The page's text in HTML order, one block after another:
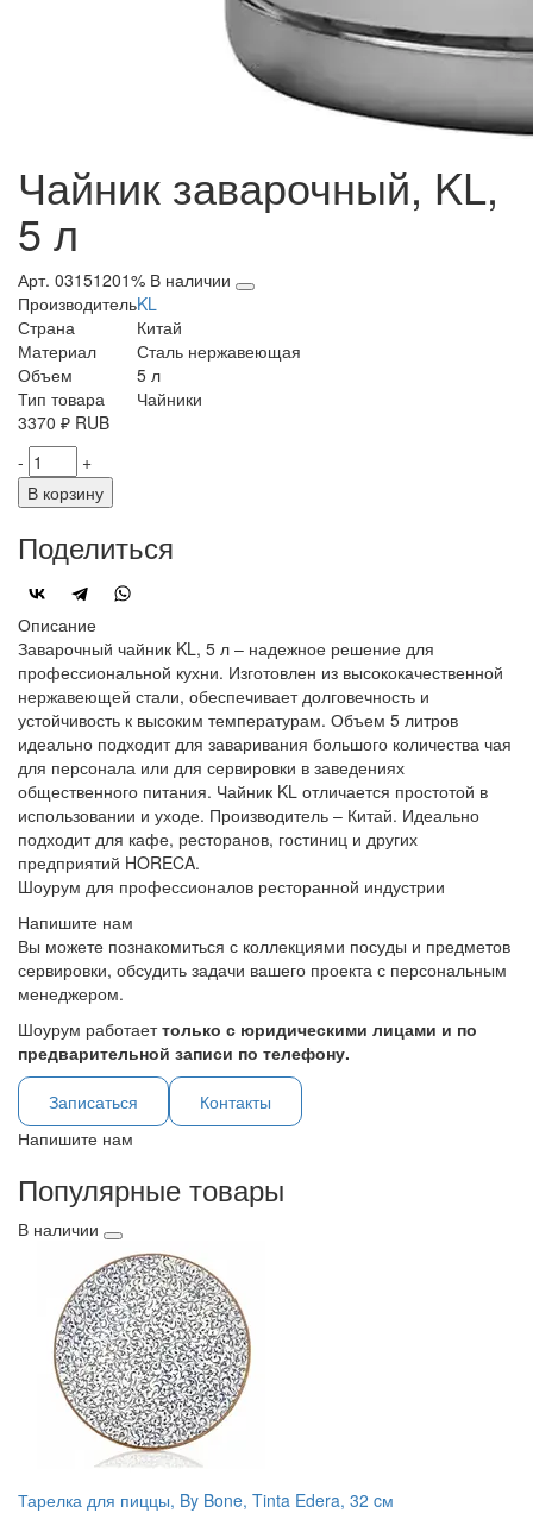
Чайник заварочный, KL,
5 л
Арт. 03151201% В наличии
ПроизводительKL
Страна
Китай
Материал
Сталь нержавеющая
Объем
5 л
Тип товара
Чайники
3370 ₽ RUB
-
+
В корзину
Поделиться
Описание
Заварочный чайник KL, 5 л – надежное решение для
профессиональной кухни. Изготовлен из высококачественной
нержавеющей стали, обеспечивает долговечность и
устойчивость к высоким температурам. Объем 5 литров
идеально подходит для заваривания большого количества чая
для персонала или для сервировки в заведениях
общественного питания. Чайник KL отличается простотой в
использовании и уходе. Производитель – Китай. Идеально
подходит для кафе, ресторанов, гостиниц и других
предприятий HORECA.
Шоурум для профессионалов ресторанной индустрии
Напишите нам
Вы можете познакомиться с коллекциями посуды и предметов
сервировки, обсудить задачи вашего проекта с персональным
менеджером.
Шоурум работаеттолько с юридическими лицами и по
предварительной записи по телефону.
Записаться
Контакты
Напишите нам
Популярные товары
В наличии
Тарелка для пиццы, By Bone, Tinta Edera, 32 cм